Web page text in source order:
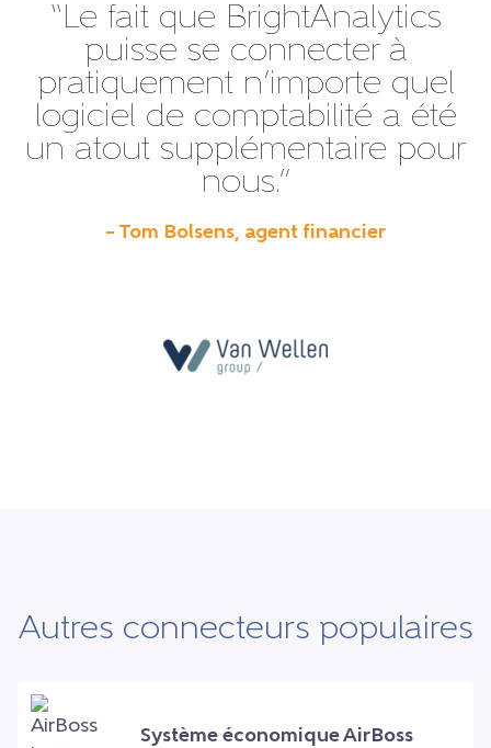
“Le fait que BrightAnalytics
puisse se connecter à
pratiquement n’importe quel
logiciel de comptabilité a été
un atout supplémentaire pour
nous.”
– Tom Bolsens, agent financier
Autres connecteurs populaires
Système économique AirBoss